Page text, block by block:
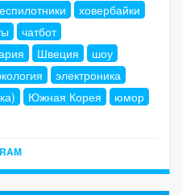
ховербайки
чатбот
Швеция
шоу
электроника
Южная Корея
юмор